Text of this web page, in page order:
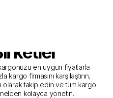
Kargo
Sunan
en uygun fiyatlarla
firmasını karşılaştırın,
olarak takip edin ve tüm kargo
kolayca yönetin.